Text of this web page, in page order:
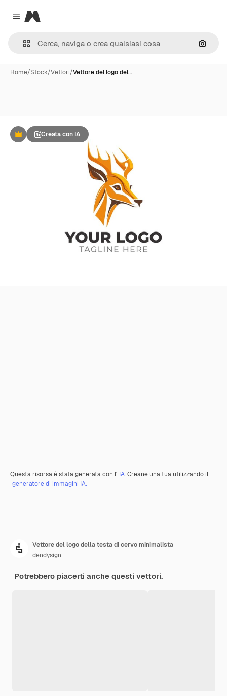
Close menu
Magnific
Cerca
Home/Stock/Vettori/Vettore del logo del…
PremiumCreata con IA
Questa risorsa è stata generata con l' IA. Creane una tua utilizzando il
generatore di immagini IA.
Vettore del logo della testa di cervo minimalista
dendysign
Potrebbero piacerti anche questi vettori.